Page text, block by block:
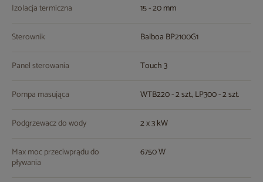
Izolacja termiczna 15 - 20 mm
Sterownik Balboa BP2100G1
Panel sterowania Touch 3
Pompa masująca WTB220 - 2 szt., LP300 - 2 szt.
Podgrzewacz do wody 2 x 3 kW
Max moc przeciwprądu do
pływania
6750 W